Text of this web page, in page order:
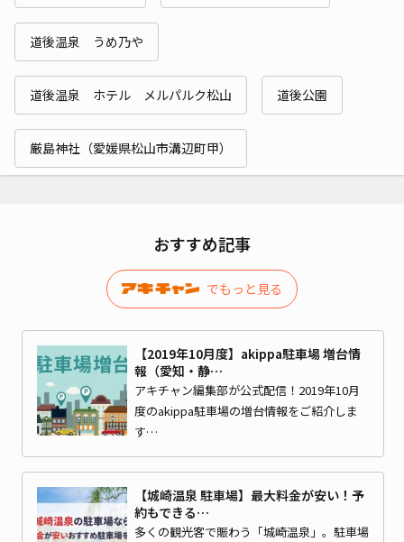
道後温泉 うめ乃や
道後温泉 ホテル メルパルク松山 道後公園
厳島神社（愛媛県松山市溝辺町甲）
おすすめ記事
でもっと見る
【2019年10月度】akippa駐車場 増台情
報（愛知・静…
アキチャン編集部が公式配信！2019年10月
度のakippa駐車場の増台情報をご紹介しま
す…
【城崎温泉 駐車場】最大料金が安い！予
約もできる…
多くの観光客で賑わう「城崎温泉」。駐車場